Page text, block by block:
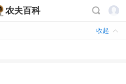
农夫百科
收起